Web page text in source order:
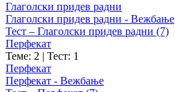
Глаголски придев радни
Глаголски придев радни - Вежбање
Тест – Глаголски придев радни (7)
Перфекат
Теме: 2 | Тест: 1
Перфекат
Перфекат - Вежбање